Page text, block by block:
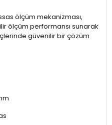
ölçüm mekanizması,
ölçüm performansı sunarak
güvenilir bir çözüm